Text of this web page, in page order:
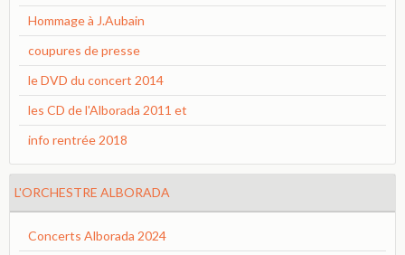
Hommage à J.Aubain
coupures de presse
le DVD du concert 2014
les CD de l'Alborada 2011 et
info rentrée 2018
L'ORCHESTRE ALBORADA
Concerts Alborada 2024